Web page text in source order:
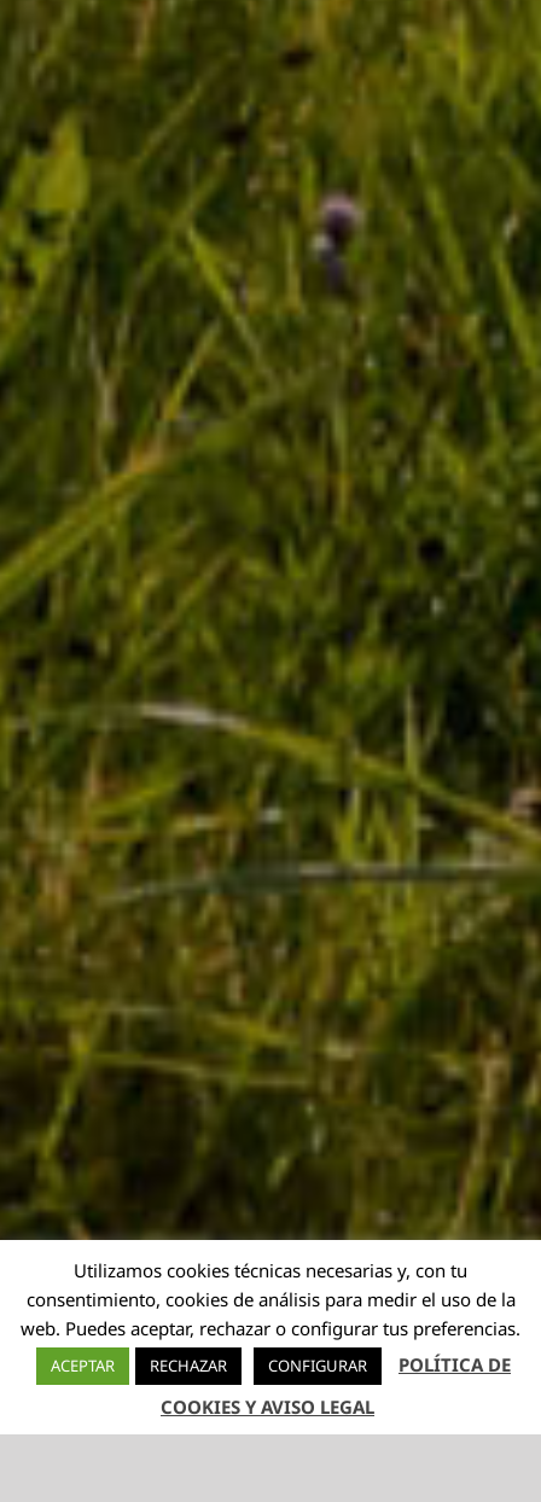
Utilizamos cookies técnicas necesarias y, con tu
consentimiento, cookies de análisis para medir el uso de la
web. Puedes aceptar, rechazar o configurar tus preferencias.
ACEPTAR RECHAZAR CONFIGURAR
POLÍTICA DE
COOKIES Y AVISO LEGAL